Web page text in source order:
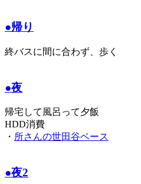
●帰り
終バスに間に合わず、歩く
●夜
帰宅して風呂って夕飯
HDD消費
・ 所さんの世田谷ベース
●夜2